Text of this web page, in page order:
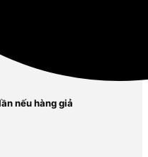
nếu hàng giả